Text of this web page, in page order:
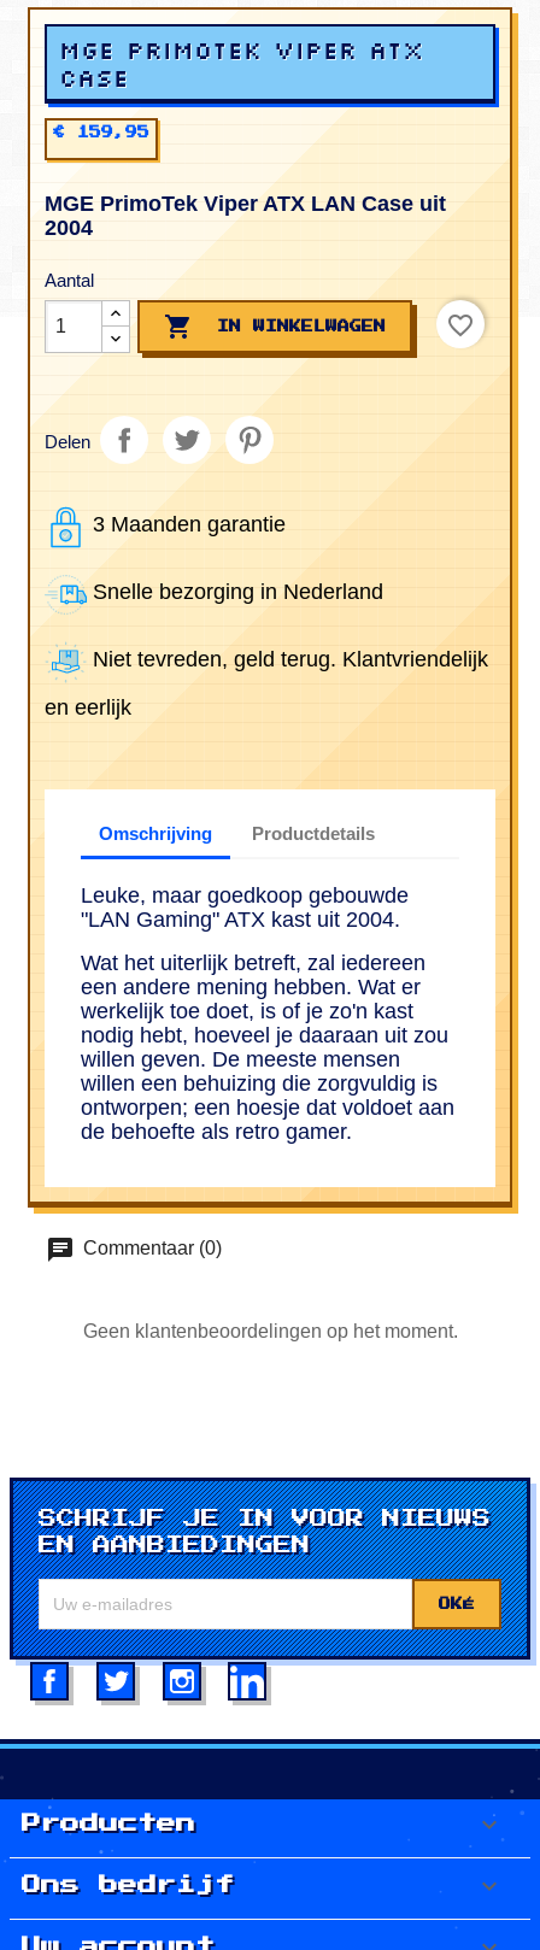
MGE PrimoTek Viper ATX
Case
€ 159,95
MGE PrimoTek Viper ATX LAN Case uit
2004
Aantal
 IN WINKELWAGEN favorite_border
Delen
3 Maanden garantie
Snelle bezorging in Nederland
Niet tevreden, geld terug. Klantvriendelijk
en eerlijk
Omschrijving Productdetails
Leuke, maar goedkoop gebouwde
"LAN Gaming" ATX kast uit 2004.
Wat het uiterlijk betreft, zal iedereen
een andere mening hebben. Wat er
werkelijk toe doet, is of je zo'n kast
nodig hebt, hoeveel je daaraan uit zou
willen geven. De meeste mensen
willen een behuizing die zorgvuldig is
ontworpen; een hoesje dat voldoet aan
de behoefte als retro gamer.
Commentaar (0)
Geen klantenbeoordelingen op het moment.
SCHRIJF JE IN VOOR NIEUWS
EN AANBIEDINGEN
FacebookTwitter Instagram
Producten 
Ons bedrijf 